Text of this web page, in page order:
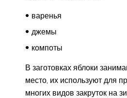
варенья
джемы
компоты
В заготовках яблоки
место, их используют для
многих видов закруток на